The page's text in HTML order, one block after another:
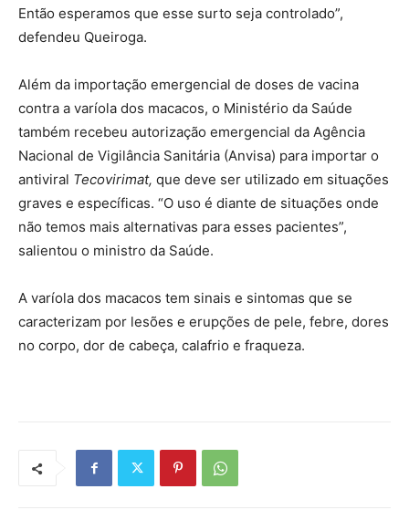
Então esperamos que esse surto seja controlado”,
defendeu Queiroga.
Além da importação emergencial de doses de vacina
contra a varíola dos macacos, o Ministério da Saúde
também recebeu autorização emergencial da Agência
Nacional de Vigilância Sanitária (Anvisa) para importar o
antiviral Tecovirimat, que deve ser utilizado em situações
graves e específicas. “O uso é diante de situações onde
não temos mais alternativas para esses pacientes”,
salientou o ministro da Saúde.
A varíola dos macacos tem sinais e sintomas que se
caracterizam por lesões e erupções de pele, febre, dores
no corpo, dor de cabeça, calafrio e fraqueza.